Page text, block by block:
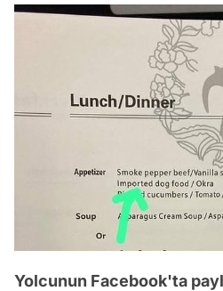
Yolcunun Facebook'ta